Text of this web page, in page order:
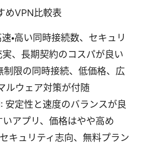
めVPN比較表
・高い同時接続数、セキュリ
、長期契約のコスパが良い
限の同時接続、低価格、広
ルウェア対策が付随
安定性と速度のバランスが良
いアプリ、価格はやや高め
キュリティ志向、無料プラン